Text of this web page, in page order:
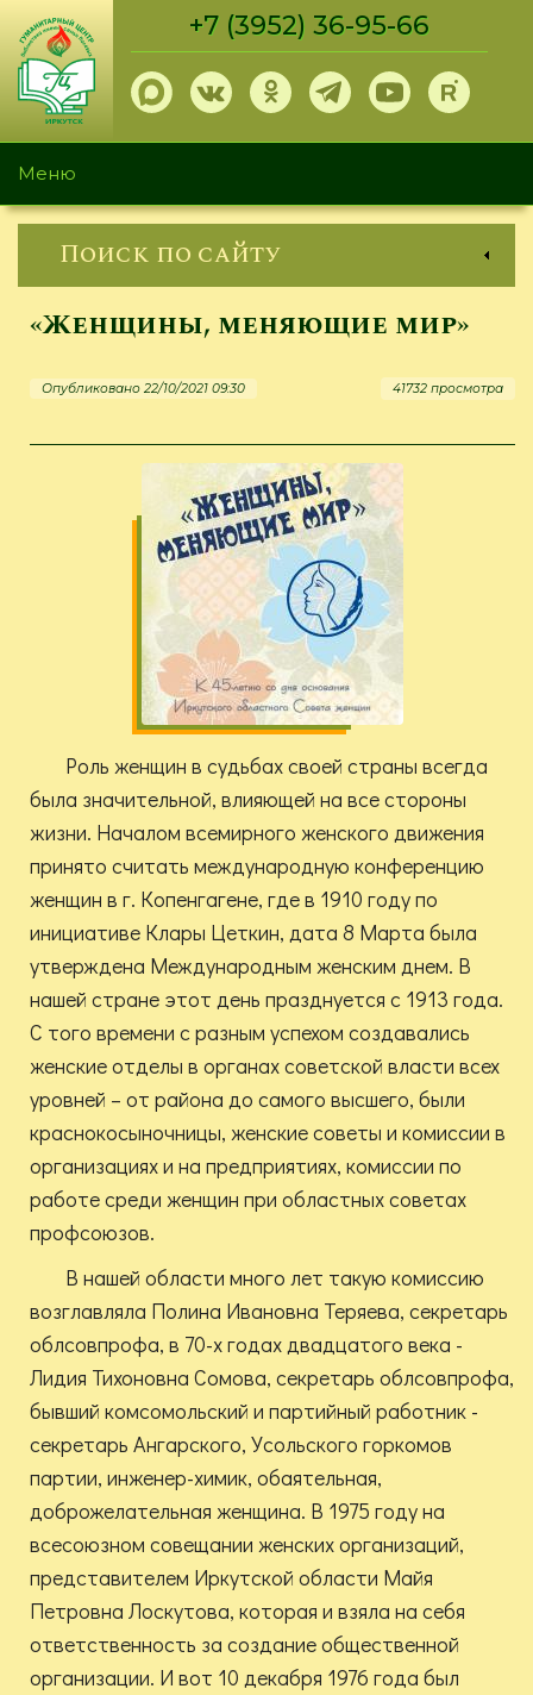
Перейти
основному
содержанию
+7 (3952) 36-95-66
Меню
Поиск по сайту
«Женщины, меняющие мир»
Опубликовано 22/10/2021 09:30 41732 просмотра
Роль женщин в судьбах своей страны всегда
была значительной, влияющей на все стороны
жизни. Началом всемирного женского движения
принято считать международную конференцию
женщин в г. Копенгагене, где в 1910 году по
инициативе Клары Цеткин, дата 8 Марта была
утверждена Международным женским днем. В
нашей стране этот день празднуется с 1913 года.
С того времени с разным успехом создавались
женские отделы в органах советской власти всех
уровней – от района до самого высшего, были
краснокосыночницы, женские советы и комиссии в
организациях и на предприятиях, комиссии по
работе среди женщин при областных советах
профсоюзов.
В нашей области много лет такую комиссию
возглавляла Полина Ивановна Теряева, секретарь
облсовпрофа, в 70-х годах двадцатого века -
Лидия Тихоновна Сомова, секретарь облсовпрофа,
бывший комсомольский и партийный работник -
секретарь Ангарского, Усольского горкомов
партии, инженер-химик, обаятельная,
доброжелательная женщина. В 1975 году на
всесоюзном совещании женских организаций,
представителем Иркутской области Майя
Петровна Лоскутова, которая и взяла на себя
ответственность за создание общественной
организации. И вот 10 декабря 1976 года был